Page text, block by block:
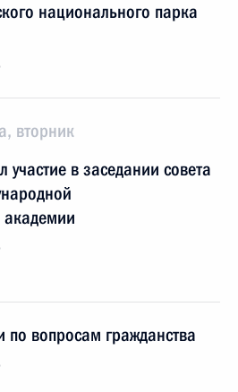
национального парка
вторник
участие в заседании совета
академии
по вопросам гражданства